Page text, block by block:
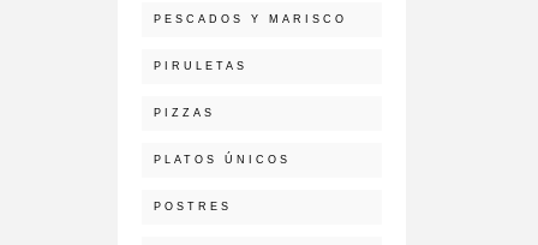
PESCADOS Y MARISCO
PIRULETAS
PIZZAS
PLATOS ÚNICOS
POSTRES